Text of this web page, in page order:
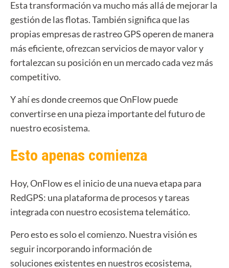
Esta transformación va mucho más allá de mejorar la
gestión de las flotas. También significa que las
propias empresas de rastreo GPS operen de manera
más eficiente, ofrezcan servicios de mayor valor y
fortalezcan su posición en un mercado cada vez más
competitivo.
Y ahí es donde creemos que OnFlow puede
convertirse en una pieza importante del futuro de
nuestro ecosistema.
Esto apenas comienza
Hoy, OnFlow es el inicio de una nueva etapa para
RedGPS: una plataforma de procesos y tareas
integrada con nuestro ecosistema telemático.
Pero esto es solo el comienzo. Nuestra visión es
seguir incorporando información de
soluciones existentes en nuestros ecosistema,